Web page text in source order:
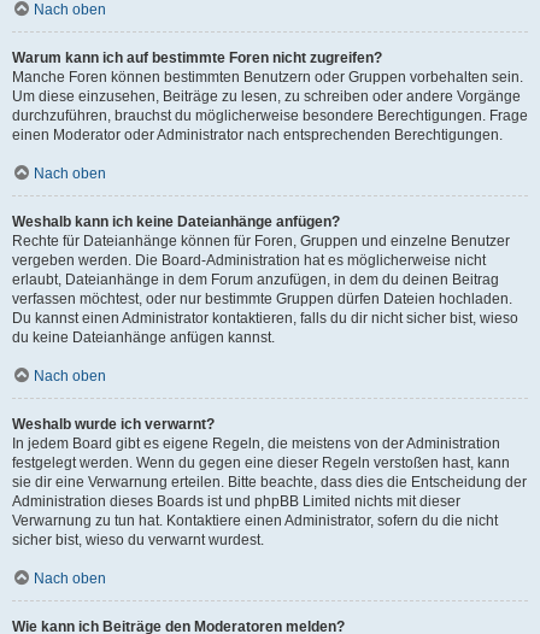
Nach oben
Warum kann ich auf bestimmte Foren nicht zugreifen?
Manche Foren können bestimmten Benutzern oder Gruppen vorbehalten sein.
Um diese einzusehen, Beiträge zu lesen, zu schreiben oder andere Vorgänge
durchzuführen, brauchst du möglicherweise besondere Berechtigungen. Frage
einen Moderator oder Administrator nach entsprechenden Berechtigungen.
Nach oben
Weshalb kann ich keine Dateianhänge anfügen?
Rechte für Dateianhänge können für Foren, Gruppen und einzelne Benutzer
vergeben werden. Die Board-Administration hat es möglicherweise nicht
erlaubt, Dateianhänge in dem Forum anzufügen, in dem du deinen Beitrag
verfassen möchtest, oder nur bestimmte Gruppen dürfen Dateien hochladen.
Du kannst einen Administrator kontaktieren, falls du dir nicht sicher bist, wieso
du keine Dateianhänge anfügen kannst.
Nach oben
Weshalb wurde ich verwarnt?
In jedem Board gibt es eigene Regeln, die meistens von der Administration
festgelegt werden. Wenn du gegen eine dieser Regeln verstoßen hast, kann
sie dir eine Verwarnung erteilen. Bitte beachte, dass dies die Entscheidung der
Administration dieses Boards ist und phpBB Limited nichts mit dieser
Verwarnung zu tun hat. Kontaktiere einen Administrator, sofern du die nicht
sicher bist, wieso du verwarnt wurdest.
Nach oben
Wie kann ich Beiträge den Moderatoren melden?